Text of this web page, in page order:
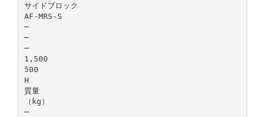
サイドブロック
AF-MRS-S
─
─
─
1,500
500
H
質量
（kg）
─